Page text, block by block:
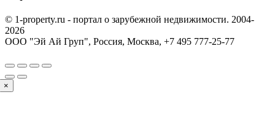
© 1-property.ru - портал о зарубежной недвижимости. 2004-
2026
ООО "Эй Ай Груп", Россия, Москва, +7 495 777-25-77
×